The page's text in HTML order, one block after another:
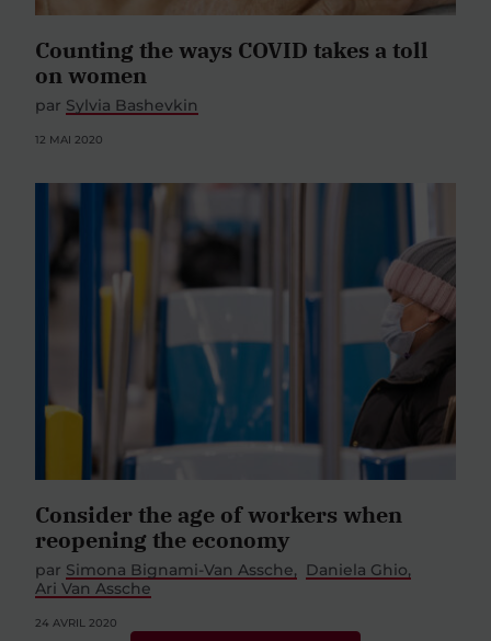
Counting the ways COVID takes a toll
on women
par Sylvia Bashevkin
12 MAI 2020
Consider the age of workers when
reopening the economy
par Simona Bignami-Van Assche
Daniela Ghio
Ari Van Assche
24 AVRIL 2020